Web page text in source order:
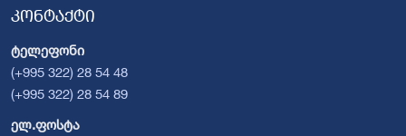
კონტაქტი
ტელეფონი
(+995 322) 28 54 48
(+995 322) 28 54 89
ელ.ფოსტა